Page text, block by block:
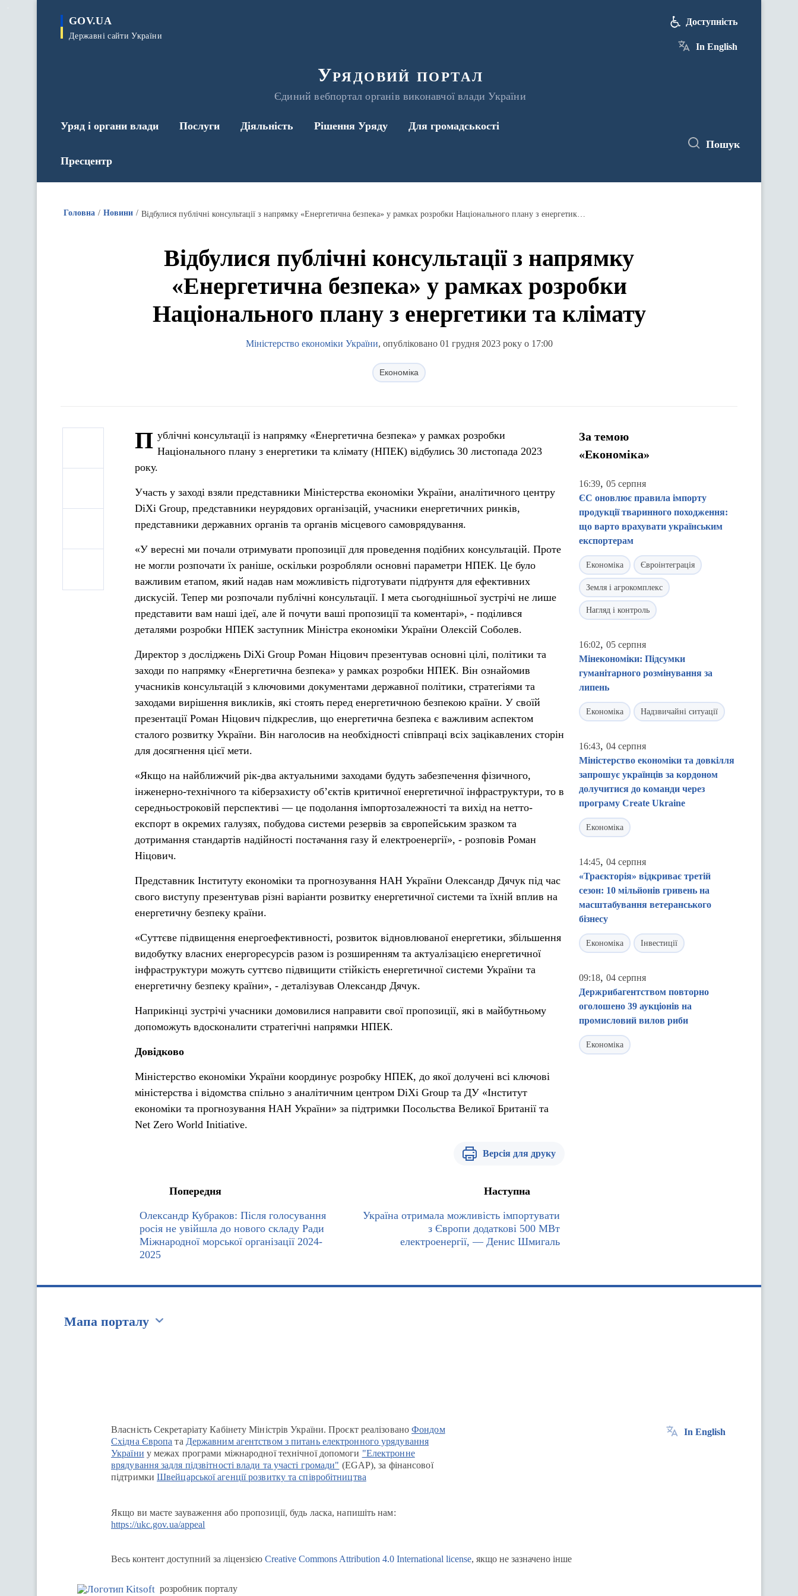
GOV.UA
Державні сайти України
Урядовий портал
Єдиний вебпортал органів виконавчої влади України
Доступність
In English
Уряд і органи влади Послуги Діяльність Рішення Уряду Для громадськості
Пресцентр
Пошук
Головна Новини Відбулися публічні консультації з напрямку «Енергетична безпека» у рамках розробки Національного плану з енергетики та клімату
Відбулися публічні консультації з напрямку
«Енергетична безпека» у рамках розробки
Національного плану з енергетики та клімату
Міністерство економіки України, опубліковано 01 грудня 2023 року о 17:00
Економіка
П ублічні консультації із напрямку «Енергетична безпека» у рамках розробки
Національного плану з енергетики та клімату (НПЕК) відбулись 30 листопада 2023
року.
Участь у заході взяли представники Міністерства економіки України, аналітичного центру
DiXi Group, представники неурядових організацій, учасники енергетичних ринків,
представники державних органів та органів місцевого самоврядування.
«У вересні ми почали отримувати пропозиції для проведення подібних консультацій. Проте
не могли розпочати їх раніше, оскільки розробляли основні параметри НПЕК. Це було
важливим етапом, який надав нам можливість підготувати підґрунтя для ефективних
дискусій. Тепер ми розпочали публічні консультації. І мета сьогоднішньої зустрічі не лише
представити вам наші ідеї, але й почути ваші пропозиції та коментарі», - поділився
деталями розробки НПЕК заступник Міністра економіки України Олексій Соболев.
Директор з досліджень DiXi Group Роман Ніцович презентував основні цілі, політики та
заходи по напрямку «Енергетична безпека» у рамках розробки НПЕК. Він ознайомив
учасників консультацій з ключовими документами державної політики, стратегіями та
заходами вирішення викликів, які стоять перед енергетичною безпекою країни. У своїй
презентації Роман Ніцович підкреслив, що енергетична безпека є важливим аспектом
сталого розвитку України. Він наголосив на необхідності співпраці всіх зацікавлених сторін
для досягнення цієї мети.
«Якщо на найближчий рік-два актуальними заходами будуть забезпечення фізичного,
інженерно-технічного та кіберзахисту об’єктів критичної енергетичної інфраструктури, то в
середньостроковій перспективі — це подолання імпортозалежності та вихід на нетто-
експорт в окремих галузях, побудова системи резервів за європейським зразком та
дотримання стандартів надійності постачання газу й електроенергії», - розповів Роман
Ніцович.
Представник Інституту економіки та прогнозування НАН України Олександр Дячук під час
свого виступу презентував різні варіанти розвитку енергетичної системи та їхній вплив на
енергетичну безпеку країни.
«Суттєве підвищення енергоефективності, розвиток відновлюваної енергетики, збільшення
видобутку власних енергоресурсів разом із розширенням та актуалізацією енергетичної
інфраструктури можуть суттєво підвищити стійкість енергетичної системи України та
енергетичну безпеку країни», - деталізував Олександр Дячук.
Наприкінці зустрічі учасники домовилися направити свої пропозиції, які в майбутньому
допоможуть вдосконалити стратегічні напрямки НПЕК.
Довідково
Міністерство економіки України координує розробку НПЕК, до якої долучені всі ключові
міністерства і відомства спільно з аналітичним центром DiXi Group та ДУ «Інститут
економіки та прогнозування НАН України» за підтримки Посольства Великої Британії та
Net Zero World Initiative.
Версія для друку
Попередня
Олександр Кубраков: Після голосування
росія не увійшла до нового складу Ради
Міжнародної морської організації 2024-
2025
Наступна
Україна отримала можливість імпортувати
з Європи додаткові 500 МВт
електроенергії, — Денис Шмигаль
За темою
«Економіка»
16:39, 05 серпня
ЄС оновлює правила імпорту
продукції тваринного походження:
що варто врахувати українським
експортерам
Економіка Євроінтеграція
Земля і агрокомплекс
Нагляд і контроль
16:02, 05 серпня
Мінекономіки: Підсумки
гуманітарного розмінування за
липень
Економіка Надзвичайні ситуації
16:43, 04 серпня
Міністерство економіки та довкілля
запрошує українців за кордоном
долучитися до команди через
програму Create Ukraine
Економіка
14:45, 04 серпня
«Траєкторія» відкриває третій
сезон: 10 мільйонів гривень на
масштабування ветеранського
бізнесу
Економіка Інвестиції
09:18, 04 серпня
Держрибагентством повторно
оголошено 39 аукціонів на
промисловий вилов риби
Економіка
Мапа порталу
Власність Секретаріату Кабінету Міністрів України. Проєкт реалізованоФондом
Східна Європа та Державним агентством з питань електронного урядування
України у межах програми міжнародної технічної допомоги "Електронне
врядування задля підзвітності влади та участі громади" (EGAP), за фінансової
підтримки Швейцарської агенції розвитку та співробітництва
Якщо ви маєте зауваження або пропозиції, будь ласка, напишіть нам:
https://ukc.gov.ua/appeal
In English
Весь контент доступний за ліцензією Creative Commons Attribution 4.0 International license, якщо не зазначено інше
розробник порталу